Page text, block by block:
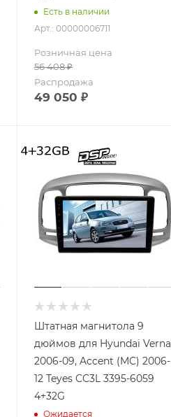
Есть в наличии
Арт.: 00000006711
Розничная цена
56 408₽
Распродажа
49 050 ₽
Штатная магнитола 9
дюймов для Hyundai Verna
2006-09, Accent (MC) 2006-
12 Teyes CC3L 3395-6059
4+32G
Ожидается